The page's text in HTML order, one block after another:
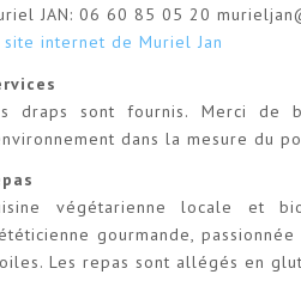
JAN: 06 60 85 05 20
internet de Muriel Jan
draps sont fournis. Merci de
dans la mesure du
végétarienne locale et
gourmande,
Les repas sont allégés en